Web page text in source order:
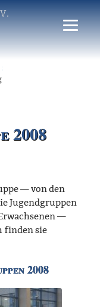
Sonstige
2008
— von den
Jugendgruppen
—
finden sie
2008